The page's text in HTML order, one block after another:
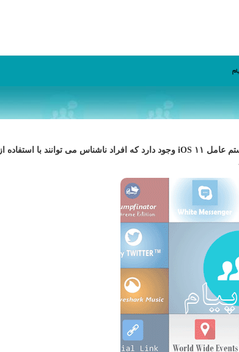
كارا پیام: پژوهشگران اخیرا دریافته اند كه یك باگ در محصولات اپل با سیستم عامل iOS ۱۱ وجود دارد كه افراد ناشناس می توانند با استفاده از